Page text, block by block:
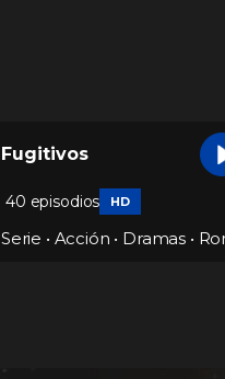
Fugitivos
40 episodios HD
Serie • Acción • Dramas •